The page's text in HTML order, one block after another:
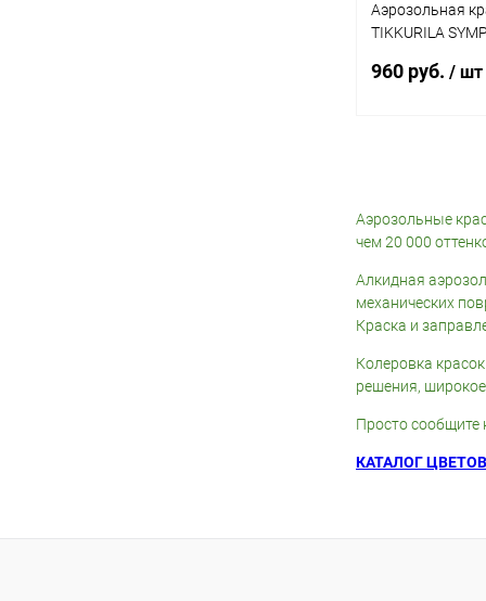
Аэрозольная
TIKKURILA
960 руб. / шт
Купить в 1
Аэрозольные
чем 20 000
Алкидная
механических
Краска и
Колеровка
решения,
Просто сообщите
КАТАЛОГ ЦВЕТОВ